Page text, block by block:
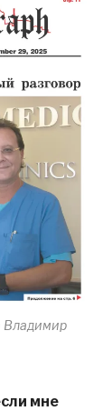
Владимир
мне